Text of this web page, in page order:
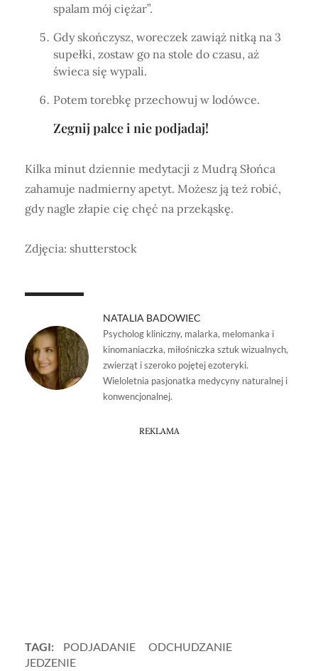
spalam mój ciężar”.
Gdy skończysz, woreczek zawiąż nitką na 3
supełki, zostaw go na stole do czasu, aż
świeca się wypali.
Potem torebkę przechowuj w lodówce.
Zegnij palce i nie podjadaj!
Kilka minut dziennie medytacji z Mudrą Słońca
zahamuje nadmierny apetyt. Możesz ją też robić,
gdy nagle złapie cię chęć na przekąskę.
Zdjęcia: shutterstock
NATALIA BADOWIEC
Psycholog kliniczny, malarka, melomanka i
kinomaniaczka, miłośniczka sztuk wizualnych,
zwierząt i szeroko pojętej ezoteryki.
Wieloletnia pasjonatka medycyny naturalnej i
konwencjonalnej.
REKLAMA
TAGI: PODJADANIE
ODCHUDZANIE
JEDZENIE